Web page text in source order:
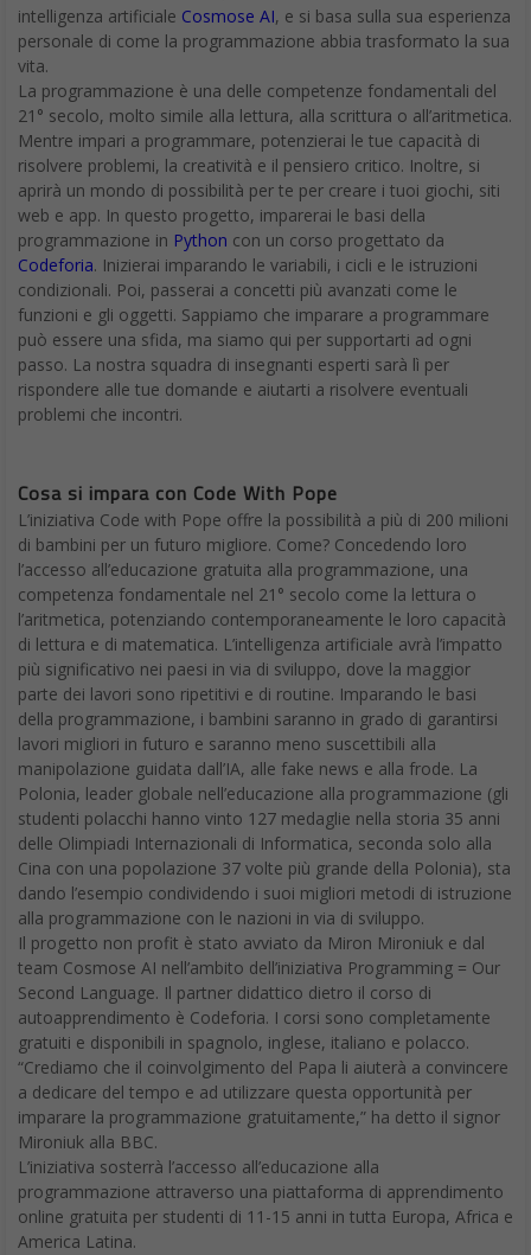
intelligenza artificiale Cosmose AI, e si basa sulla sua esperienza
personale di come la programmazione abbia trasformato la sua
vita.
La programmazione è una delle competenze fondamentali del
21° secolo, molto simile alla lettura, alla scrittura o all’aritmetica.
Mentre impari a programmare, potenzierai le tue capacità di
risolvere problemi, la creatività e il pensiero critico. Inoltre, si
aprirà un mondo di possibilità per te per creare i tuoi giochi, siti
web e app. In questo progetto, imparerai le basi della
programmazione in Python con un corso progettato da
Codeforia. Inizierai imparando le variabili, i cicli e le istruzioni
condizionali. Poi, passerai a concetti più avanzati come le
funzioni e gli oggetti. Sappiamo che imparare a programmare
può essere una sfida, ma siamo qui per supportarti ad ogni
passo. La nostra squadra di insegnanti esperti sarà lì per
rispondere alle tue domande e aiutarti a risolvere eventuali
problemi che incontri.
Cosa si impara con Code With Pope
L’iniziativa Code with Pope offre la possibilità a più di 200 milioni
di bambini per un futuro migliore. Come? Concedendo loro
l’accesso all’educazione gratuita alla programmazione, una
competenza fondamentale nel 21° secolo come la lettura o
l’aritmetica, potenziando contemporaneamente le loro capacità
di lettura e di matematica. L’intelligenza artificiale avrà l’impatto
più significativo nei paesi in via di sviluppo, dove la maggior
parte dei lavori sono ripetitivi e di routine. Imparando le basi
della programmazione, i bambini saranno in grado di garantirsi
lavori migliori in futuro e saranno meno suscettibili alla
manipolazione guidata dall’IA, alle fake news e alla frode. La
Polonia, leader globale nell’educazione alla programmazione (gli
studenti polacchi hanno vinto 127 medaglie nella storia 35 anni
delle Olimpiadi Internazionali di Informatica, seconda solo alla
Cina con una popolazione 37 volte più grande della Polonia), sta
dando l’esempio condividendo i suoi migliori metodi di istruzione
alla programmazione con le nazioni in via di sviluppo.
Il progetto non profit è stato avviato da Miron Mironiuk e dal
team Cosmose AI nell’ambito dell’iniziativa Programming = Our
Second Language. Il partner didattico dietro il corso di
autoapprendimento è Codeforia. I corsi sono completamente
gratuiti e disponibili in spagnolo, inglese, italiano e polacco.
“Crediamo che il coinvolgimento del Papa li aiuterà a convincere
a dedicare del tempo e ad utilizzare questa opportunità per
imparare la programmazione gratuitamente,” ha detto il signor
Mironiuk alla BBC.
L’iniziativa sosterrà l’accesso all’educazione alla
programmazione attraverso una piattaforma di apprendimento
online gratuita per studenti di 11-15 anni in tutta Europa, Africa e
America Latina.